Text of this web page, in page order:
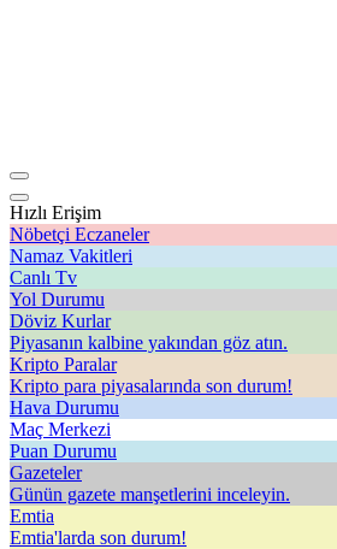
Hızlı Erişim
Nöbetçi Eczaneler
Namaz Vakitleri
Canlı Tv
Yol Durumu
Döviz Kurlar
Piyasanın kalbine yakından göz atın.
Kripto Paralar
Kripto para piyasalarında son durum!
Hava Durumu
Maç Merkezi
Puan Durumu
Gazeteler
Günün gazete manşetlerini inceleyin.
Emtia
Emtia'larda son durum!